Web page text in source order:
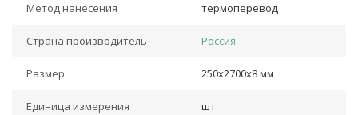
Метод нанесения термоперевод
Страна производитель Россия
Размер 250х2700х8 мм
Единица измерения шт